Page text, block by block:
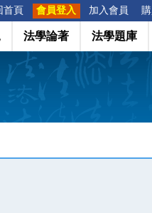
首頁 會員登入 加入會員
法學論著 法學題庫